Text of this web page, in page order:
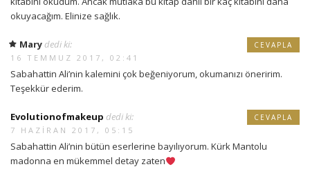
okuyacağım. Elinize sağlık.
Mary dedi ki:
16 TEMMUZ 2017, 02:41
Sabahattin Ali’nin kalemini çok beğeniyorum, okumanızı öneririm.
Teşekkür ederim.
CEVAPLA
Evolutionofmakeup dedi ki:
7 HAZIRAN 2017, 05:15
Sabahattin Ali’nin bütün eserlerine bayılıyorum. Kürk Mantolu
madonna en mükemmel detay zaten
CEVAPLA